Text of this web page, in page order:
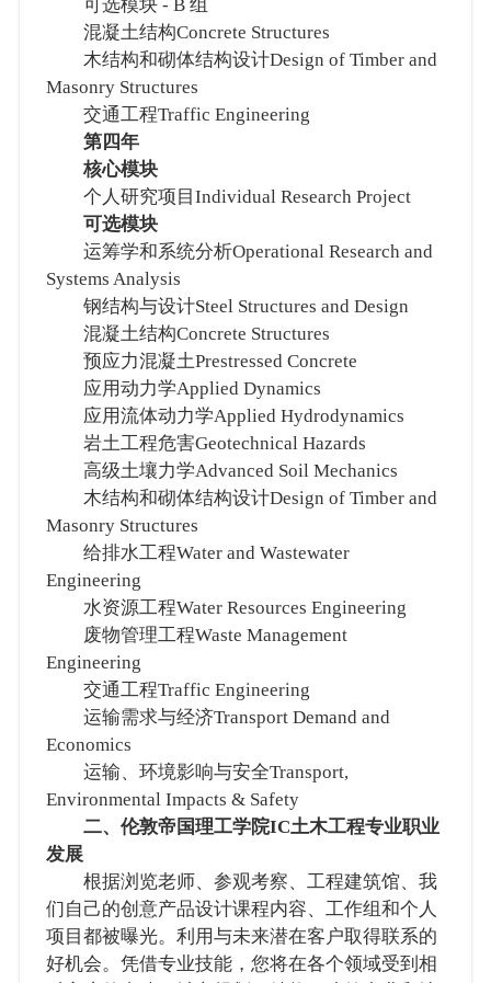
可选模块 - B 组
混凝土结构Concrete Structures
木结构和砌体结构设计Design of Timber and
Masonry Structures
交通工程Traffic Engineering
第四年
核心模块
个人研究项目Individual Research Project
可选模块
运筹学和系统分析Operational Research and
Systems Analysis
钢结构与设计Steel Structures and Design
混凝土结构Concrete Structures
预应力混凝土Prestressed Concrete
应用动力学Applied Dynamics
应用流体动力学Applied Hydrodynamics
岩土工程危害Geotechnical Hazards
高级土壤力学Advanced Soil Mechanics
木结构和砌体结构设计Design of Timber and
Masonry Structures
给排水工程Water and Wastewater
Engineering
水资源工程Water Resources Engineering
废物管理工程Waste Management
Engineering
交通工程Traffic Engineering
运输需求与经济Transport Demand and
Economics
运输、环境影响与安全Transport,
Environmental Impacts & Safety
二、伦敦帝国理工学院IC土木工程专业职业
发展
根据浏览老师、参观考察、工程建筑馆、我
们自己的创意产品设计课程内容、工作组和个人
项目都被曝光。利用与未来潜在客户取得联系的
好机会。凭借专业技能，您将在各个领域受到相